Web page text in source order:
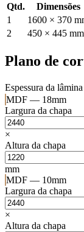
Qtd.
Dimensões
1
1600 × 370
2
450 × 445 mm
Plano de
Espessura da lâmina
MDF — 18mm
Largura da chapa
×
Altura da chapa
mm
MDF — 10mm
Largura da chapa
×
Altura da chapa